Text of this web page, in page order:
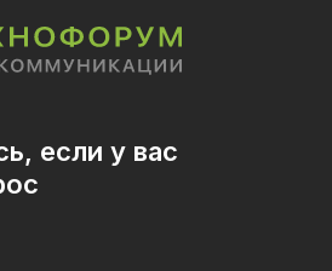
если у вас